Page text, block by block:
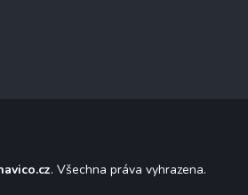
. Všechna práva vyhrazena.